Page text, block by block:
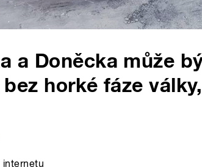
a Doněcka může
horké fáze
internetu